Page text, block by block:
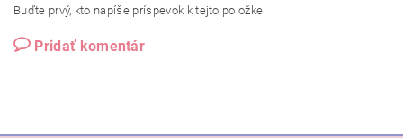
Buďte prvý, kto napíše príspevok k tejto položke.
Pridať komentár